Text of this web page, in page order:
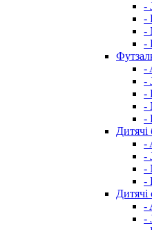
-
-
-
-
-
-
-
-
-
Дитячі
-
-
-
-
Дитячі
-
-